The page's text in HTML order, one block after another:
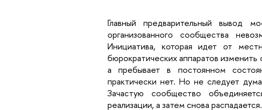
Главный предварительный вывод
организованного сообщества
Инициатива, которая идет от
бюрократических аппаратов
а пребывает в постоянном
практически нет. Но не следует
Зачастую сообщество
реализации, а затем снова распадается.